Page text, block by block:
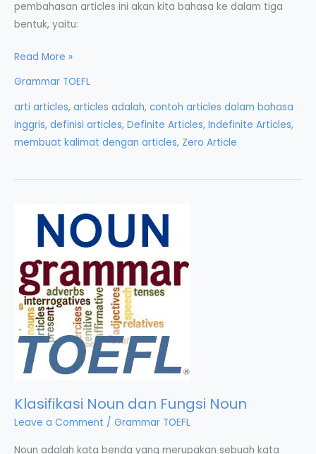
pembahasan articles ini akan kita bahasa ke dalam tiga
bentuk, yaitu:
Articles
Bahasa
Inggris
Read More »
Grammar TOEFL
arti articles, articles adalah, contoh articles dalam bahasa
inggris, definisi articles, Definite Articles, Indefinite Articles,
membuat kalimat dengan articles, Zero Article
Klasifikasi Noun dan Fungsi Noun
Leave a Comment / Grammar TOEFL
Noun adalah kata benda yang merupakan sebuah kata